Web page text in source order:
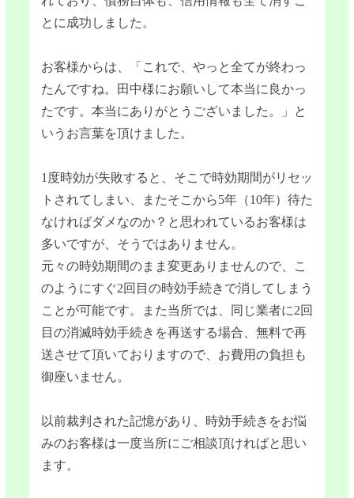
とに成功しました。
お客様からは、「これで、やっと全てが終わっ
たんですね。田中様にお願いして本当に良かっ
たです。本当にありがとうございました。」と
いうお言葉を頂けました。
1度時効が失敗すると、そこで時効期間がリセッ
トされてしまい、またそこから5年（10年）待た
なければダメなのか？と思われているお客様は
多いですが、そうではありません。
元々の時効期間のまま変更ありませんので、こ
のようにすぐ2回目の時効手続きで消してしまう
ことが可能です。また当所では、同じ業者に2回
目の消滅時効手続きを再送する場合、無料で再
送させて頂いておりますので、お費用の負担も
御座いません。
以前裁判された記憶があり、時効手続きをお悩
みのお客様は一度当所にご相談頂ければと思い
ます。